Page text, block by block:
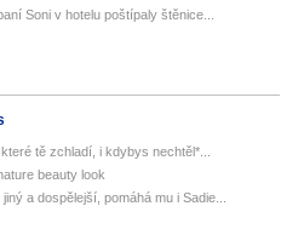
Soni v hotelu poštípaly štěnice...
tě zchladí, i kdybys nechtěl*...
beauty look
a dospělejší, pomáhá mu i Sadie...